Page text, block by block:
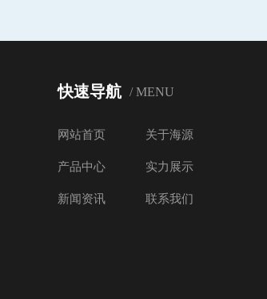
快速导航 / MENU
网站首页 关于海源
产品中心 实力展示
新闻资讯 联系我们